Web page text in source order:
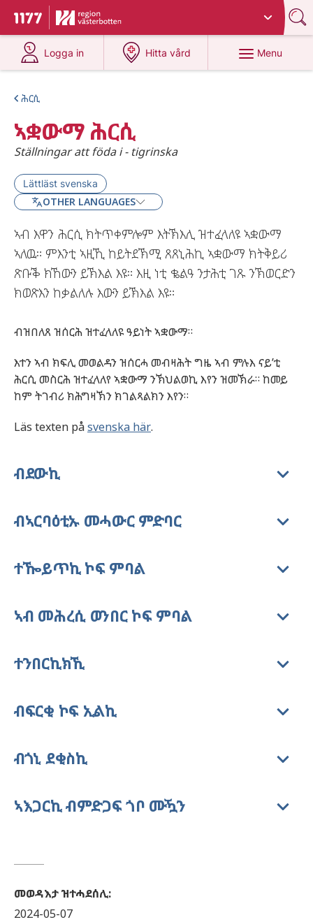
To start page for 1177
Du har valt region
Logga in
at 1177.se
Hitta vård
at 1177.se
Menu
ሕርሲ
ኣቋውማ ሕርሲ
Ställningar att föda i - tigrinska
Lättläst svenska
OTHER LANGUAGES
ኣብ እዋን ሕርሲ ክትጥቀምሎም እትኽእሊ ዝተፈላለዩ ኣቋውማ
ኣለዉ። ምእንቲ ኣዚኺ ከይትደኽሚ ጸጸኒሕኪ ኣቋውማ ክትቅይሪ
ጽቡቕ ክኸውን ይኽእል እዩ። እዚ ነቲ ቈልዓ ንታሕቲ ገጹ ንኽወርድን
ክወጽእን ከቃልለሉ እውን ይኽእል እዩ።
ብዝበለጸ ዝሰርሕ ዝተፈላለዩ ዓይነት ኣቋውማ።
እተን ኣብ ክፍሊ መወልዳን ዝሰርሓ መብዛሕት ግዜ ኣብ ምሉእ ናይ’ቲ
ሕርሲ መስርሕ ዝተፈላለየ ኣቋውማ ንኽህልወኪ እየን ዝመኽራ። ከመይ
ከም ትገብሪ ክሕግዛኽን ክገልጻልክን እየን።
Läs texten påsvenska här.
ብደውኪ
ብኣርባዕቲኡ መሓውር ምድባር
ተዀይጥኪ ኮፍ ምባል
ኣብ መሕረሲ ወንበር ኮፍ ምባል
ተንበርኪክኺ
ብፍርቂ ኮፍ ኢልኪ
ብጎኒ ደቂስኪ
ኣእጋርኪ ብምድጋፍ ጎቦ ሙዃን
መወዳእታ ዝተሓደሰሊ:
2024-05-07